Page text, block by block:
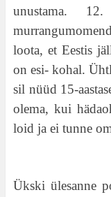
unustama.
loota, et Eestis
on esi- kohal.
sil nüüd 15-
olema, kui
loid ja ei tunne
Ükski ülesanne